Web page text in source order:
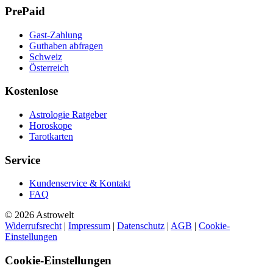
PrePaid
Gast-Zahlung
Guthaben abfragen
Schweiz
Österreich
Kostenlose
Astrologie Ratgeber
Horoskope
Tarotkarten
Service
Kundenservice & Kontakt
FAQ
© 2026 Astrowelt
Widerrufsrecht | Impressum | Datenschutz | AGB | Cookie-
Einstellungen
Cookie-Einstellungen